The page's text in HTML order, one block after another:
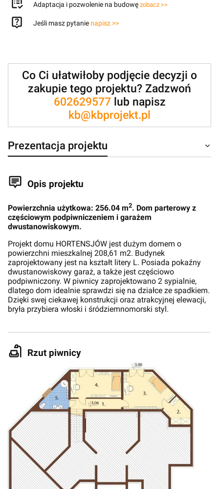
Adaptacja i pozwolenie na budowę zobacz >>
Jeśli masz pytanie napisz >>
Co Ci ułatwiłoby podjęcie decyzji o
zakupie tego projektu? Zadzwoń
602629577lub napisz
kb@kbprojekt.pl
Prezentacja projektu
Opis projektu
Powierzchnia użytkowa: 256.04 m2. Dom parterowy z
częściowym podpiwniczeniem i garażem
dwustanowiskowym.
Projekt domu HORTENSJÓW jest dużym domem o
powierzchni mieszkalnej 208,61 m2. Budynek
zaprojektowany jest na kształt litery L. Posiada pokaźny
dwustanowiskowy garaż, a także jest częściowo
podpiwniczony. W piwnicy zaprojektowano 2 sypialnie,
dlatego dom idealnie sprawdzi się na działce ze spadkiem.
Dzięki swej ciekawej konstrukcji oraz atrakcyjnej elewacji,
bryła przybiera włoski i śródziemnomorski styl.
Rzut piwnicy